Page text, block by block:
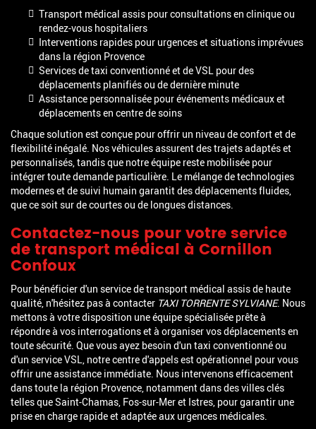
Transport médical assis pour consultations en clinique ou
rendez-vous hospitaliers
Interventions rapides pour urgences et situations imprévues
dans la région Provence
Services de taxi conventionné et de VSL pour des
déplacements planifiés ou de dernière minute
Assistance personnalisée pour événements médicaux et
déplacements en centre de soins
Chaque solution est conçue pour offrir un niveau de confort et de
flexibilité inégalé. Nos véhicules assurent des trajets adaptés et
personnalisés, tandis que notre équipe reste mobilisée pour
intégrer toute demande particulière. Le mélange de technologies
modernes et de suivi humain garantit des déplacements fluides,
que ce soit sur de courtes ou de longues distances.
Contactez-nous pour votre service
de transport médical à Cornillon
Confoux
Pour bénéficier d'un service de transport médical assis de haute
qualité, n'hésitez pas à contacter TAXI TORRENTE SYLVIANE. Nous
mettons à votre disposition une équipe spécialisée prête à
répondre à vos interrogations et à organiser vos déplacements en
toute sécurité. Que vous ayez besoin d'un taxi conventionné ou
d'un service VSL, notre centre d'appels est opérationnel pour vous
offrir une assistance immédiate. Nous intervenons efficacement
dans toute la région Provence, notamment dans des villes clés
telles que Saint-Chamas, Fos-sur-Mer et Istres, pour garantir une
prise en charge rapide et adaptée aux urgences médicales.